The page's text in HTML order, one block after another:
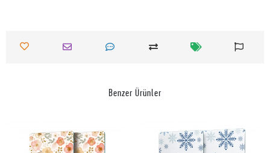
Benzer Ürünler